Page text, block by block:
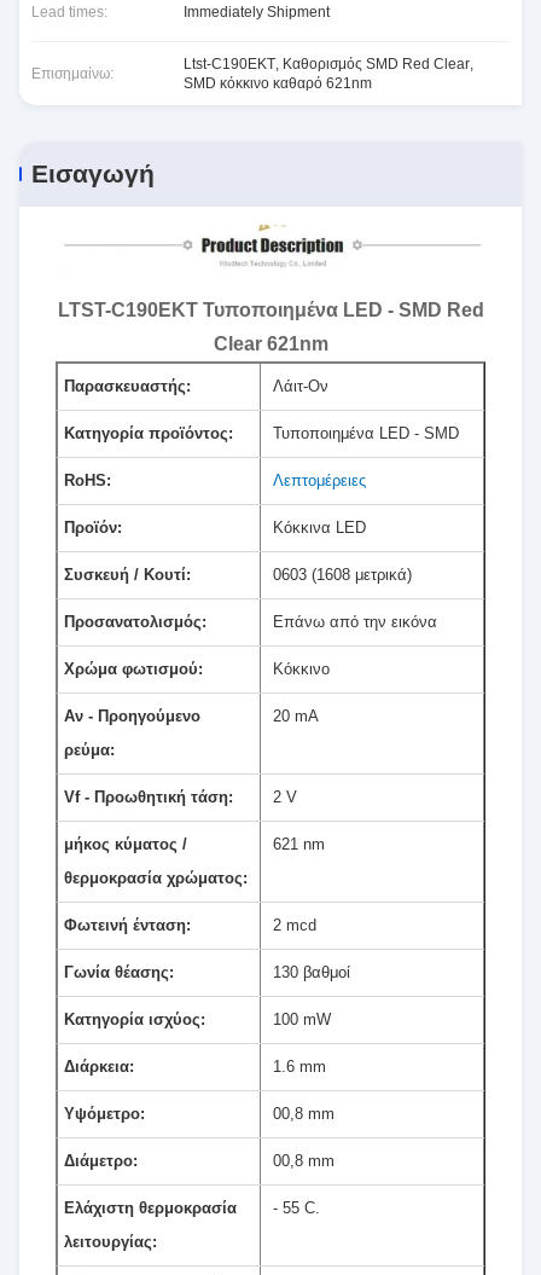
Lead times: Immediately Shipment
Επισημαίνω:
Ltst-C190EKT, Καθορισμός SMD Red Clear,
SMD κόκκινο καθαρό 621nm
Εισαγωγή
LTST-C190EKT Τυποποιημένα LED - SMD Red
Clear 621nm
Παρασκευαστής: Λάιτ-Ον
Κατηγορία προϊόντος: Τυποποιημένα LED - SMD
RoHS: Λεπτομέρειες
Προϊόν: Κόκκινα LED
Συσκευή / Κουτί: 0603 (1608 μετρικά)
Προσανατολισμός: Επάνω από την εικόνα
Χρώμα φωτισμού: Κόκκινο
Αν - Προηγούμενο
ρεύμα:
20 mA
Vf - Προωθητική τάση: 2 V
μήκος κύματος /
θερμοκρασία χρώματος:
621 nm
Φωτεινή ένταση: 2 mcd
Γωνία θέασης: 130 βαθμοί
Κατηγορία ισχύος: 100 mW
Διάρκεια: 1.6 mm
Υψόμετρο: 00,8 mm
Διάμετρο: 00,8 mm
Ελάχιστη θερμοκρασία
λειτουργίας:
- 55 C.